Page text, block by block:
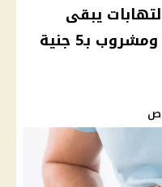
يبقى
بتعانى من جرثومة المعدة ومشروب بـ5 جنية